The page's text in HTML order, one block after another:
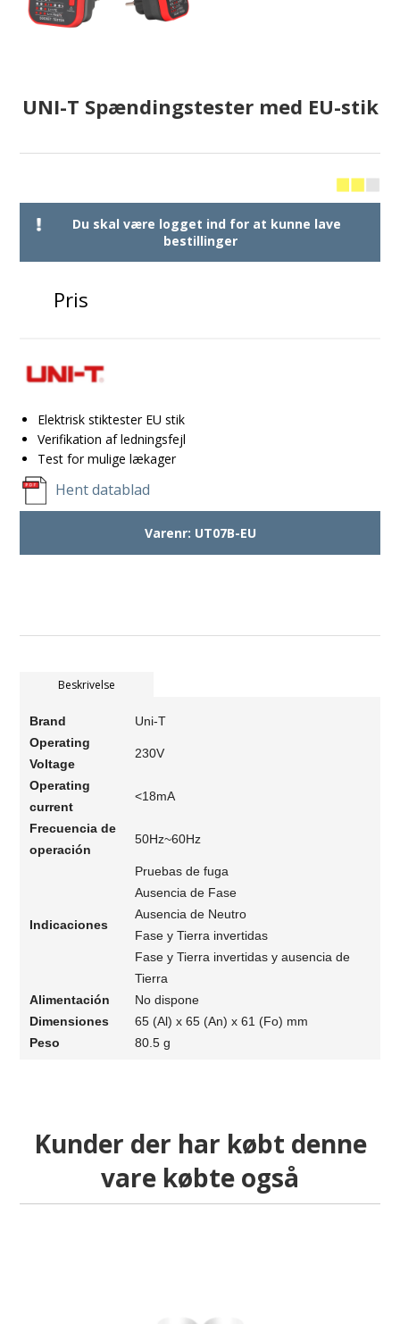
UNI-T Spændingstester med EU-stik
Du skal være logget ind for at kunne lave
bestillinger
Pris
Elektrisk stiktester EU stik
Verifikation af ledningsfejl
Test for mulige lækager
Hent datablad
Varenr: UT07B-EU
Beskrivelse
Brand
Uni-T
Operating
Voltage
230V
Operating
current
<18mA
Frecuencia de
operación
50Hz~60Hz
Indicaciones
Pruebas de fuga
Ausencia de Fase
Ausencia de Neutro
Fase y Tierra invertidas
Fase y Tierra invertidas y ausencia de
Tierra
Alimentación
No dispone
Dimensiones
65 (Al) x 65 (An) x 61 (Fo) mm
Peso
80.5 g
Kunder der har købt denne
vare købte også